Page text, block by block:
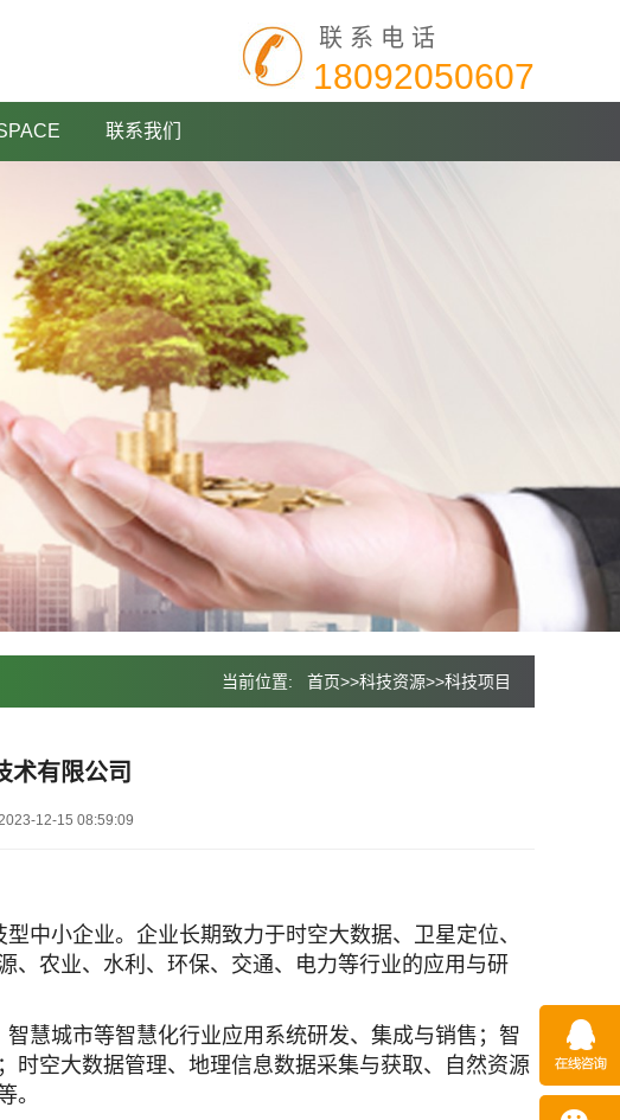
联系电话
18092050607
联系我们
当前位置: 首页>>科技资源>>科技项目
术有限公司
12-15 08:59:09
中小企业。企业长期致力于时空大数据、卫星定位、
、农业、水利、环保、交通、电力等行业的应用与研
慧城市等智慧化行业应用系统研发、集成与销售；智
时空大数据管理、地理信息数据采集与获取、自然资源
。